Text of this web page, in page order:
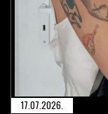
17.07.2026.